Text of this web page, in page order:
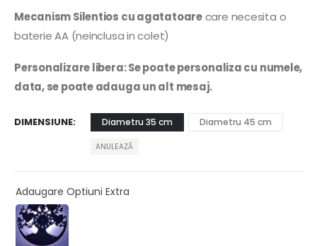
Mecanism Silentios cu agatatoarecare necesita o
baterie AA (neinclusa in colet)
Personalizare libera: Se poate personaliza cu numele,
data, se poate adauga un alt mesaj.
DIMENSIUNE Diametru 35 cm Diametru 45 cm
ANULEAZĂ
Adaugare Optiuni Extra